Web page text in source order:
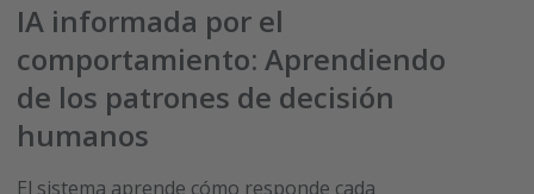
IA informada por el
comportamiento: Aprendiendo
de los patrones de decisión
humanos
El sistema aprende cómo responde cada